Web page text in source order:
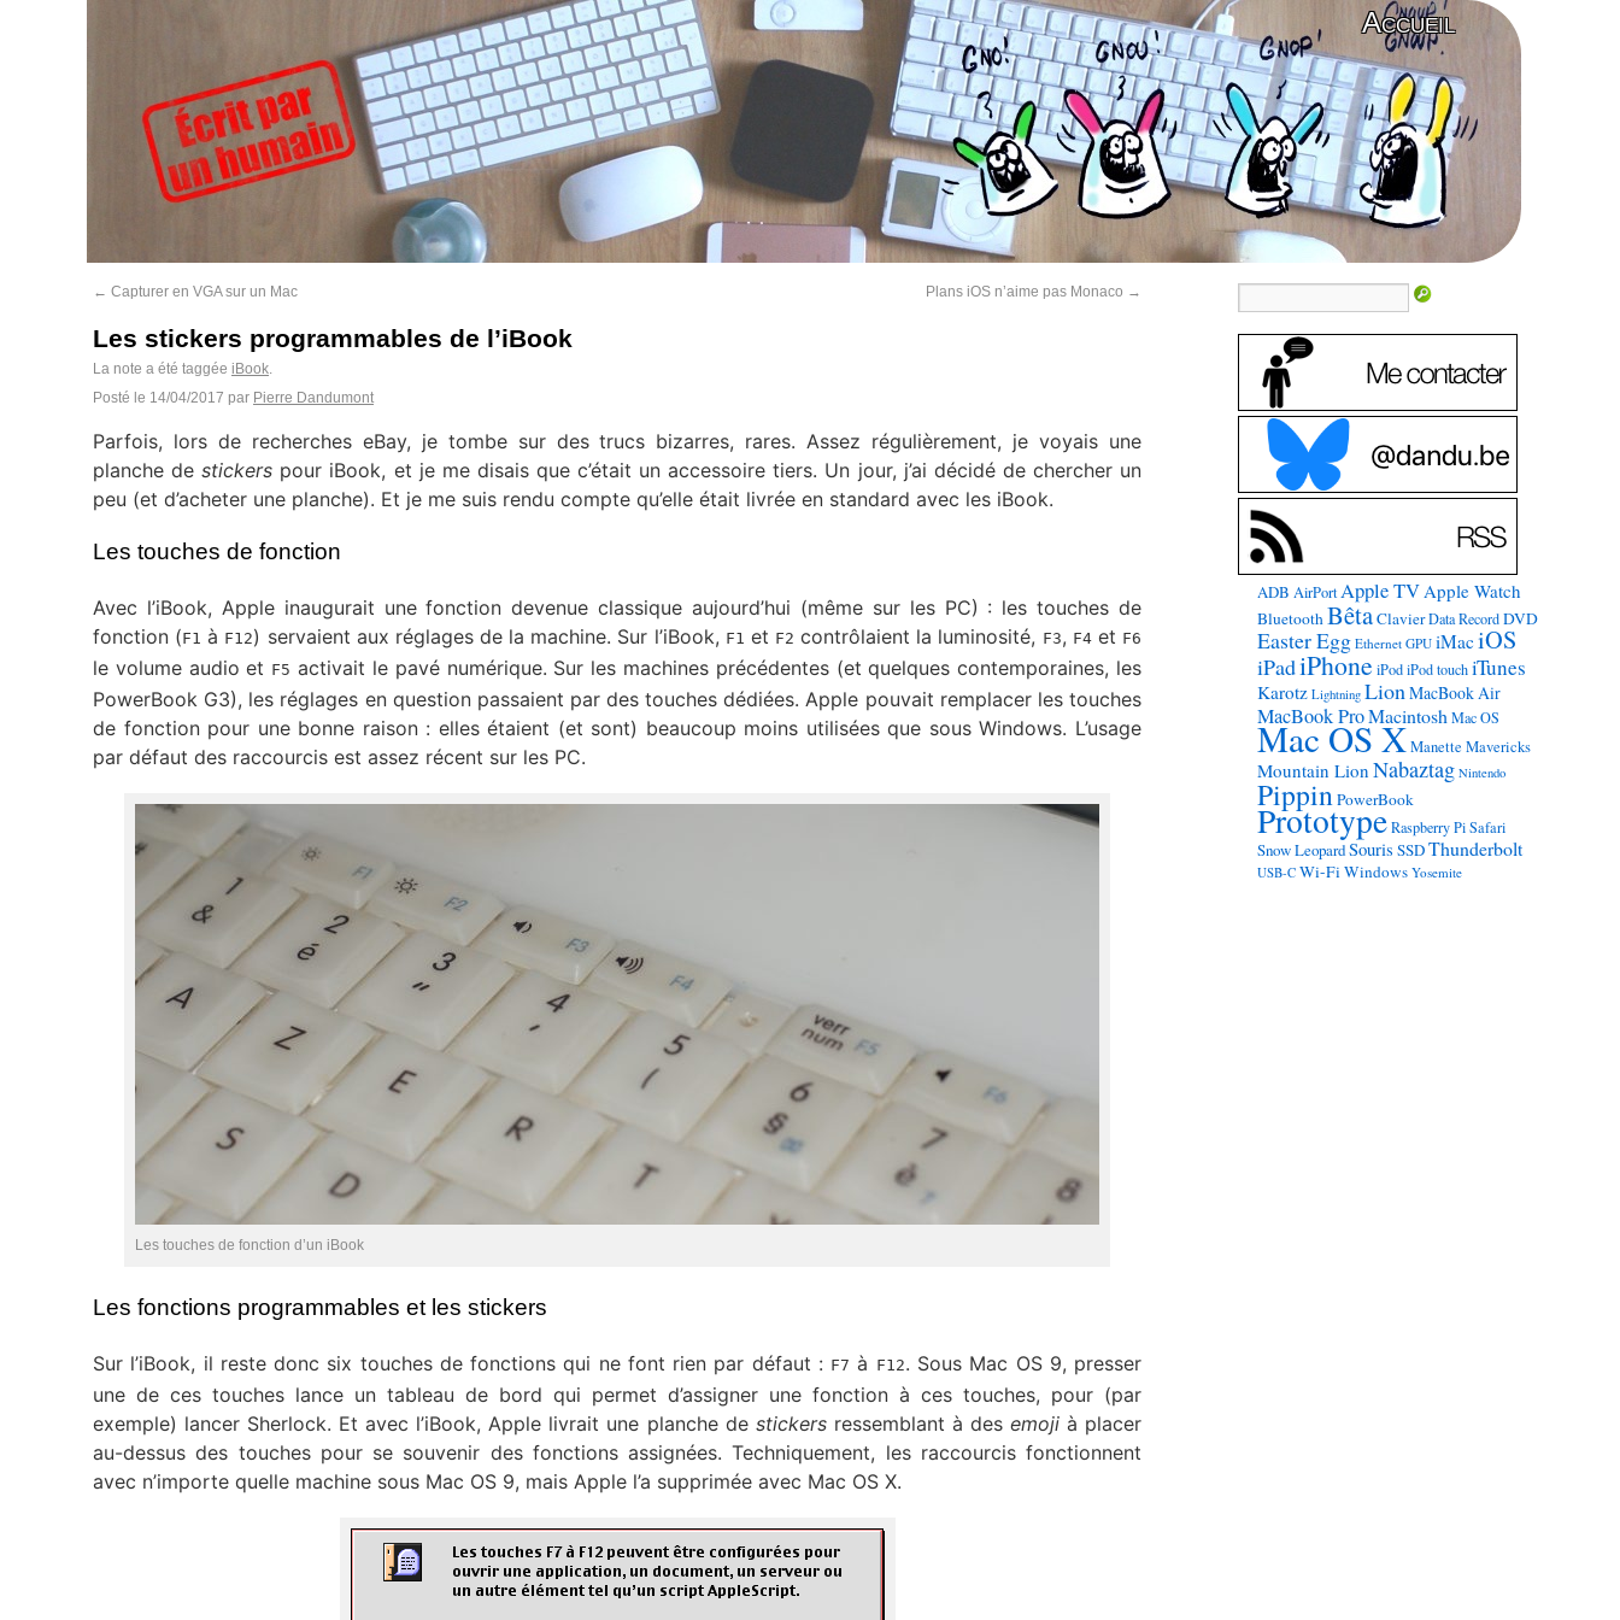
Accueil
← Capturer en VGA sur un Mac Plans iOS n’aime pas Monaco →
Les stickers programmables de l’iBook
La note a été taggée iBook.
Posté le 14/04/2017 par Pierre Dandumont
Parfois, lors de recherches eBay, je tombe sur des trucs bizarres, rares. Assez régulièrement, je voyais une
planche destickers pour iBook, et je me disais que c’était un accessoire tiers. Un jour, j’ai décidé de chercher un
peu (et d’acheter une planche). Et je me suis rendu compte qu’elle était livrée en standard avec les iBook.
Les touches de fonction
Avec l’iBook, Apple inaugurait une fonction devenue classique aujourd’hui (même sur les PC) : les touches de
fonction (F1 à F12) servaient aux réglages de la machine. Sur l’iBook, F1 et F2 contrôlaient la luminosité, F3, F4et F6
le volume audio et F5 activait le pavé numérique. Sur les machines précédentes (et quelques contemporaines, les
PowerBook G3), les réglages en question passaient par des touches dédiées. Apple pouvait remplacer les touches
de fonction pour une bonne raison : elles étaient (et sont) beaucoup moins utilisées que sous Windows. L’usage
par défaut des raccourcis est assez récent sur les PC.
Les touches de fonction d’un iBook
Les fonctions programmables et les stickers
Sur l’iBook, il reste donc six touches de fonctions qui ne font rien par défaut : F7 à F12. Sous Mac OS 9, presser
une de ces touches lance un tableau de bord qui permet d’assigner une fonction à ces touches, pour (par
exemple) lancer Sherlock. Et avec l’iBook, Apple livrait une planche de stickersressemblant à des emojià placer
au-dessus des touches pour se souvenir des fonctions assignées. Techniquement, les raccourcis fonctionnent
avec n’importe quelle machine sous Mac OS 9, mais Apple l’a supprimée avec Mac OS X.
ADB AirPort Apple TVApple Watch
BluetoothBêtaClavier Data Record DVD
Easter Egg Ethernet GPU iMaciOS
iPadiPhone iPod iPod touch iTunes
Karotz Lightning LionMacBook Air
MacBook ProMacintosh Mac OS
Mac OS X Manette Mavericks
Mountain Lion Nabaztag Nintendo
PippinPowerBook
Prototype Raspberry Pi Safari
Snow LeopardSouris SSDThunderbolt
USB-C Wi-FiWindows Yosemite